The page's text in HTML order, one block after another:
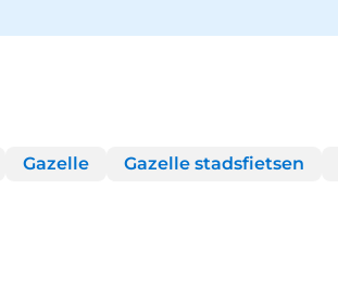
Gazelle Gazelle stadsfietsen